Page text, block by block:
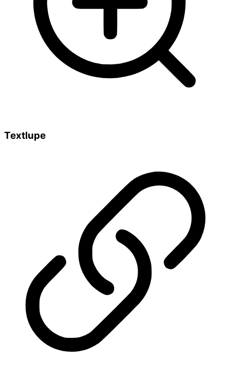
Textlupe